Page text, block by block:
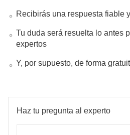
Recibirás una respuesta fiable
Tu duda será resuelta lo antes
expertos
Y, por supuesto, de forma
Haz tu pregunta al experto